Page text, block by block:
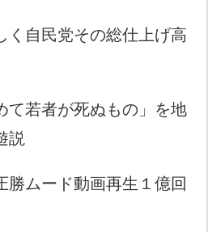
く自民党その総仕上げ高
て若者が死ぬもの」を地
説
勝ムード動画再生１億回